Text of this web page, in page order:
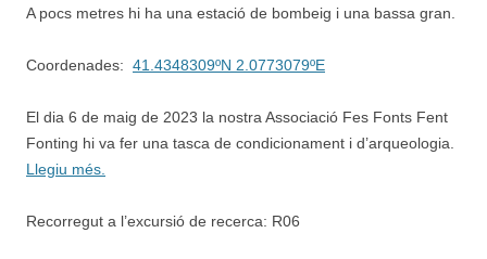
A pocs metres hi ha una estació de bombeig i una bassa gran.
Coordenades: 41.4348309ºN 2.0773079ºE
El dia 6 de maig de 2023 la nostra Associació Fes Fonts Fent
Fonting hi va fer una tasca de condicionament i d’arqueologia.
Llegiu més.
Recorregut a l’excursió de recerca: R06